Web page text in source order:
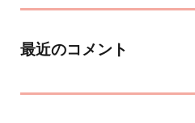
最近のコメント